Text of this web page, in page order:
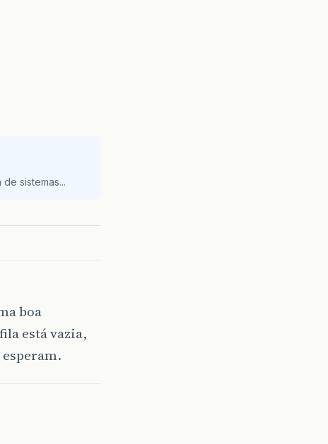
sistemas...
boa
está vazia,